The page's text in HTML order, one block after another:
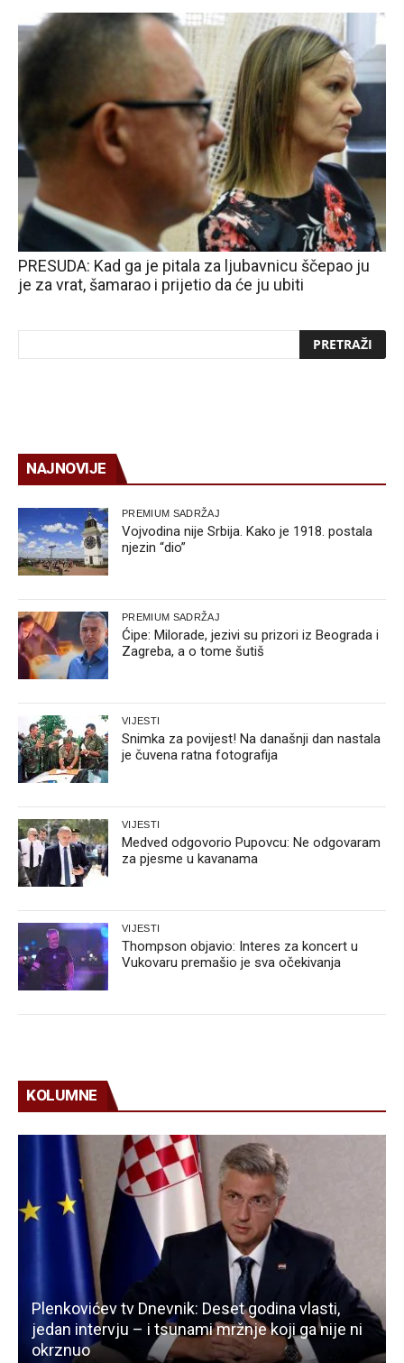
PRESUDA: Kad ga je pitala za ljubavnicu ščepao ju
je za vrat, šamarao i prijetio da će ju ubiti
NAJNOVIJE
PREMIUM SADRŽAJ
Vojvodina nije Srbija. Kako je 1918. postala
njezin “dio”
PREMIUM SADRŽAJ
Ćipe: Milorade, jezivi su prizori iz Beograda i
Zagreba, a o tome šutiš
VIJESTI
Snimka za povijest! Na današnji dan nastala
je čuvena ratna fotografija
VIJESTI
Medved odgovorio Pupovcu: Ne odgovaram
za pjesme u kavanama
VIJESTI
Thompson objavio: Interes za koncert u
Vukovaru premašio je sva očekivanja
KOLUMNE
Plenkovićev tv Dnevnik: Deset godina vlasti,
jedan intervju – i tsunami mržnje koji ga nije ni
okrznuo